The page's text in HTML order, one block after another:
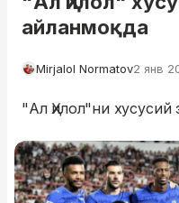
айланмоқда
Mirjalol Normatov2 янв
"Ал Ҳилол"ни хусусий